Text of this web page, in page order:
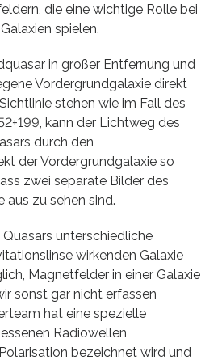
die eine wichtige Rolle bei
spielen.
in großer Entfernung und
Vordergrundgalaxie direkt
stehen wie im Fall des
kann der Lichtweg des
durch den
der Vordergrundgalaxie so
zwei separate Bilder des
aus zu sehen sind.
unterschiedliche
wirkenden Galaxie
Magnetfelder in einer Galaxie
sonst gar nicht erfassen
hat eine spezielle
Radiowellen
bezeichnet wird und